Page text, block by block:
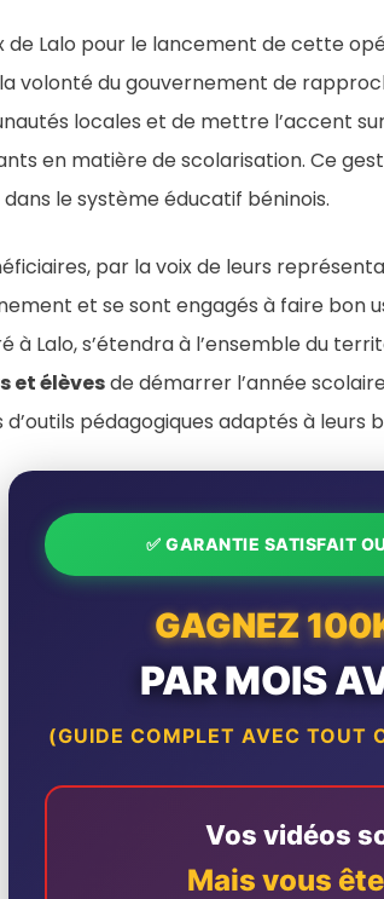
de Lalo pour le lancement de cette
volonté du gouvernement de
locales et de mettre l’accent
en matière de scolarisation. Ce
le système éducatif béninois.
par la voix de leurs
et se sont engagés à faire bon
à Lalo, s’étendra à l’ensemble du
et élèvesde démarrer l’année
d’outils pédagogiques adaptés à leurs
✅ GARANTIE SATISFAIT
GAGNEZ
PAR MOIS
(GUIDE COMPLET AVEC TOUT
Vos vidéos
Mais vous